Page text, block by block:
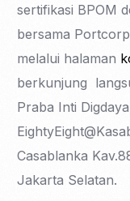
sertifikasi BPOM
bersama
melalui halaman
berkunjung
Praba Inti
Casablanka
Jakarta Selatan.